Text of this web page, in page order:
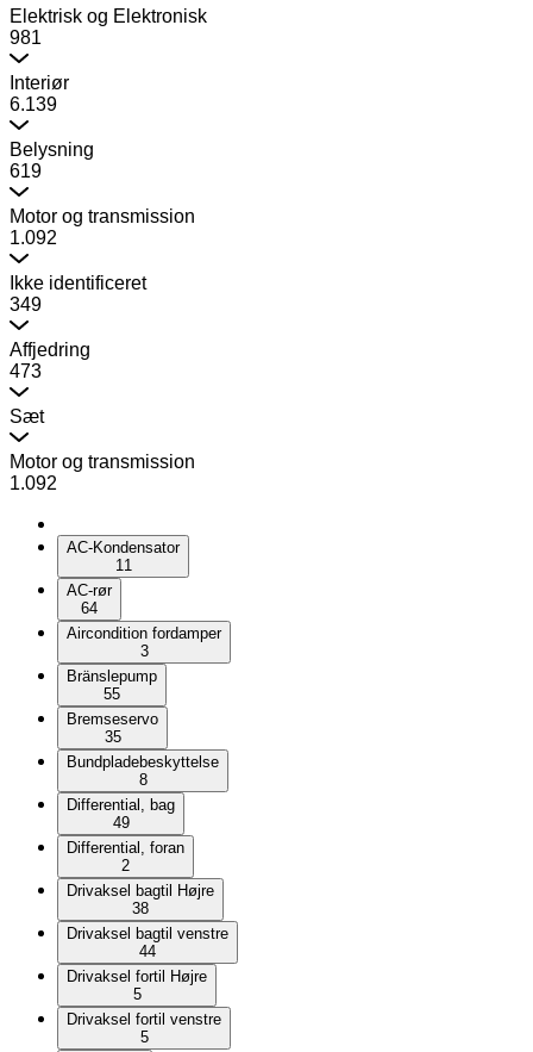
Elektrisk og Elektronisk
981
Interiør
6.139
Belysning
619
Motor og transmission
1.092
Ikke identificeret
349
Affjedring
473
Sæt
Motor og transmission
1.092
AC-Kondensator
11
AC-rør
64
Aircondition fordamper
3
Bränslepump
55
Bremseservo
35
Bundpladebeskyttelse
8
Differential, bag
49
Differential, foran
2
Drivaksel bagtil Højre
38
Drivaksel bagtil venstre
44
Drivaksel fortil Højre
5
Drivaksel fortil venstre
5